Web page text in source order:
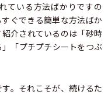
ている方法ばかりですの
ぐできる簡単な方法ばか
介されているのは「砂時
「プチプチシートをつぶ
。それこそが、続けるた